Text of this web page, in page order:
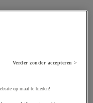
Verder zonder accepteren >
op maat te bieden!